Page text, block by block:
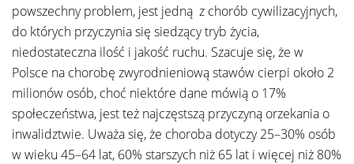
powszechny problem, jest jedną z chorób cywilizacyjnych,
do których przyczynia się siedzący tryb życia,
niedostateczna ilość i jakość ruchu. Szacuje się, że w
Polsce na chorobę zwyrodnieniową stawów cierpi około 2
milionów osób, choć niektóre dane mówią o 17%
społeczeństwa, jest też najczęstszą przyczyną orzekania o
inwalidztwie. Uważa się, że choroba dotyczy 25–30% osób
w wieku 45–64 lat, 60% starszych niż 65 lat i więcej niż 80%